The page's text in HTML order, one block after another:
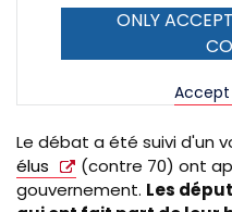
ONLY
Accept
Le débat a été suivi d'un
élus
(contre 70) ont
gouvernement. Les